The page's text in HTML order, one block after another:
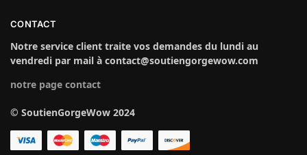
CONTACT
Notre service client traite vos demandes du lundi au
vendredi par mail à contact@soutiengorgewow.com
notre page contact
© SoutienGorgeWow 2024